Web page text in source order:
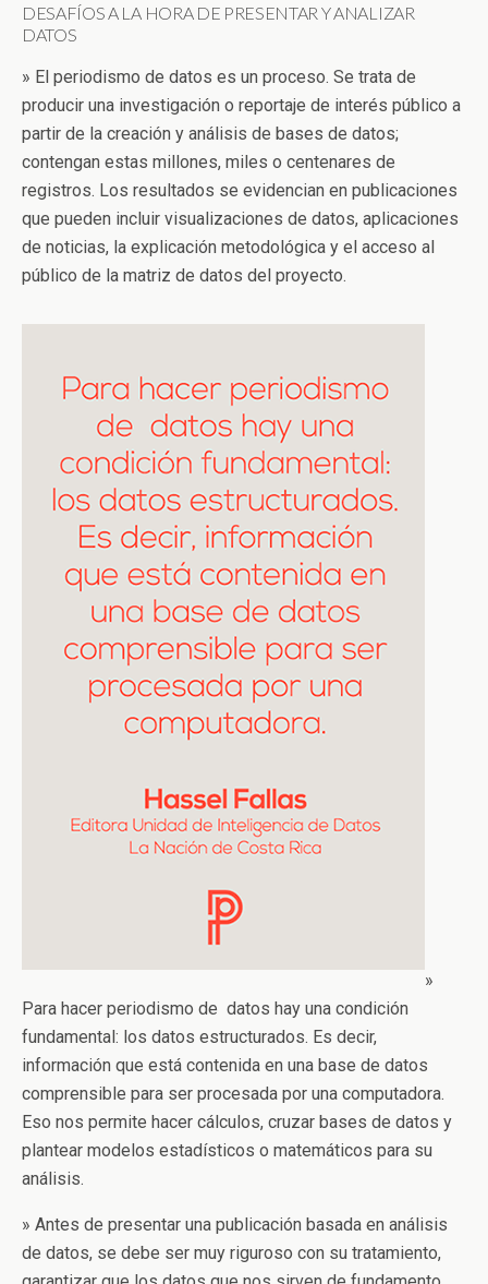
DESAFÍOS A LA HORA DE PRESENTAR Y ANALIZAR
DATOS
» El periodismo de datos es un proceso. Se trata de
producir una investigación o reportaje de interés público a
partir de la creación y análisis de bases de datos;
contengan estas millones, miles o centenares de
registros. Los resultados se evidencian en publicaciones
que pueden incluir visualizaciones de datos, aplicaciones
de noticias, la explicación metodológica y el acceso al
público de la matriz de datos del proyecto.
»
Para hacer periodismo de datos hay una condición
fundamental: los datos estructurados. Es decir,
información que está contenida en una base de datos
comprensible para ser procesada por una computadora.
Eso nos permite hacer cálculos, cruzar bases de datos y
plantear modelos estadísticos o matemáticos para su
análisis.
» Antes de presentar una publicación basada en análisis
de datos, se debe ser muy riguroso con su tratamiento,